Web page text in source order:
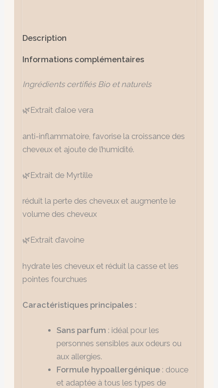
Description
Informations complémentaires
Ingrédients certifiés Bio et naturels
🌿Extrait d’aloe vera
anti-inflammatoire, favorise la croissance des
cheveux et ajoute de l’humidité.
🌿Extrait de Myrtille
réduit la perte des cheveux et augmente le
volume des cheveux
🌿Extrait d’avoine
hydrate les cheveux et réduit la casse et les
pointes fourchues
Caractéristiques principales :
Sans parfum : idéal pour les
personnes sensibles aux odeurs ou
aux allergies.
Formule hypoallergénique: douce
et adaptée à tous les types de